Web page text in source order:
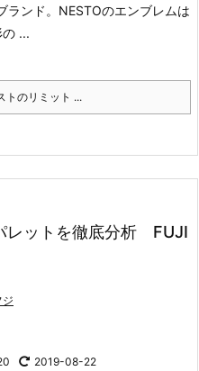
ランド。 NESTOのエンブレムは
...
トのリミット ...
レットを徹底分析 FUJI
ジ
2019-08-22